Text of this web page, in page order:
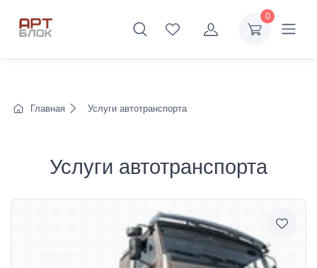
0
Главная Услуги автотранспорта
Услуги автотранспорта